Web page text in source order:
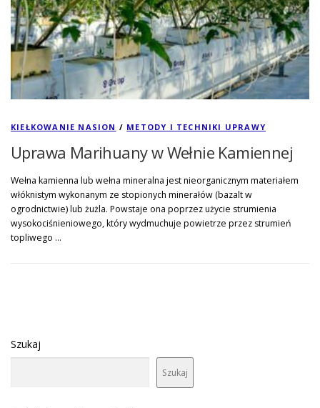
KIEŁKOWANIE NASION / METODY I TECHNIKI UPRAWY
Uprawa Marihuany w Wełnie Kamiennej
Wełna kamienna lub wełna mineralna jest nieorganicznym materiałem
włóknistym wykonanym ze stopionych minerałów (bazalt w
ogrodnictwie) lub żużla. Powstaje ona poprzez użycie strumienia
wysokociśnieniowego, który wydmuchuje powietrze przez strumień
topliwego …
Szukaj
Szukaj